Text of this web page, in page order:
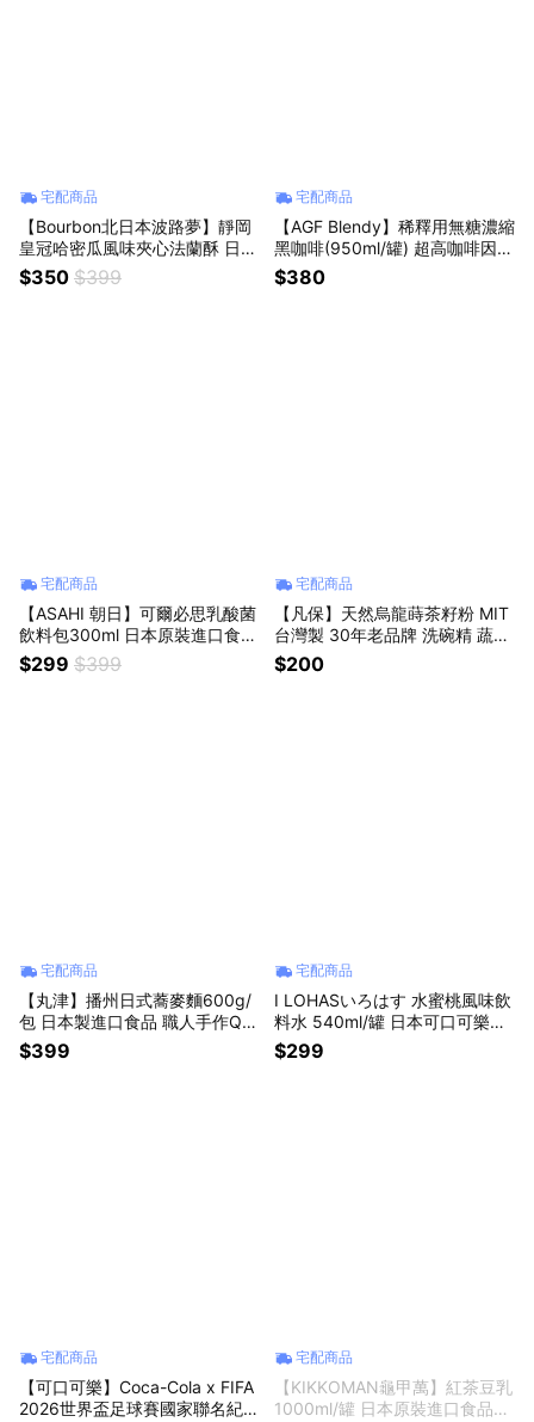
宅配商品
【Bourbon北日本波路夢】靜岡
皇冠哈密瓜風味夾心法蘭酥 日本
進口食品 餡料好吃餅乾下午茶水
果口味甜點 零食伴手禮零嘴 小
$350 $399
宅配商品
【AGF Blendy】稀釋用無糖濃縮
黑咖啡(950ml/罐) 超高咖啡因
日本原裝進口食品 冰美式珈啡飲
料 常溫保存快速沖泡 星座禮物
$380
宅配商品
【ASAHI 朝日】可爾必思乳酸菌
飲料包300ml 日本原裝進口食品
冷凍即食冰棒冰沙口感 可常溫保
存 夏日消暑飲品 小孩點心 兒童
$299 $399
宅配商品
【凡保】天然烏龍蒔茶籽粉 MIT
台灣製 30年老品牌 洗碗精 蔬果
清潔劑 廚房生活用品 長輩禮物
老人禮物 搬新家拜訪禮品 星座
$200
宅配商品
【丸津】播州日式蕎麥麵600g/
包 日本製進口食品 職人手作Q彈
滑順涼麵拉麵 生麵條拌麵湯麵
懶人料理素麵 天婦羅沾麵 母親
$399
宅配商品
I LOHASいろはす 水蜜桃風味飲
料水 540ml/罐 日本可口可樂原
裝進口食品 無氣泡桃子清爽清甜
果香含糖果汁 星座禮物 兒童節
$299
宅配商品
【可口可樂】Coca-Cola x FIFA
2026世界盃足球賽國家聯名紀念
宅配商品
【KIKKOMAN龜甲萬】紅茶豆乳
1000ml/罐 日本原裝進口食品飲